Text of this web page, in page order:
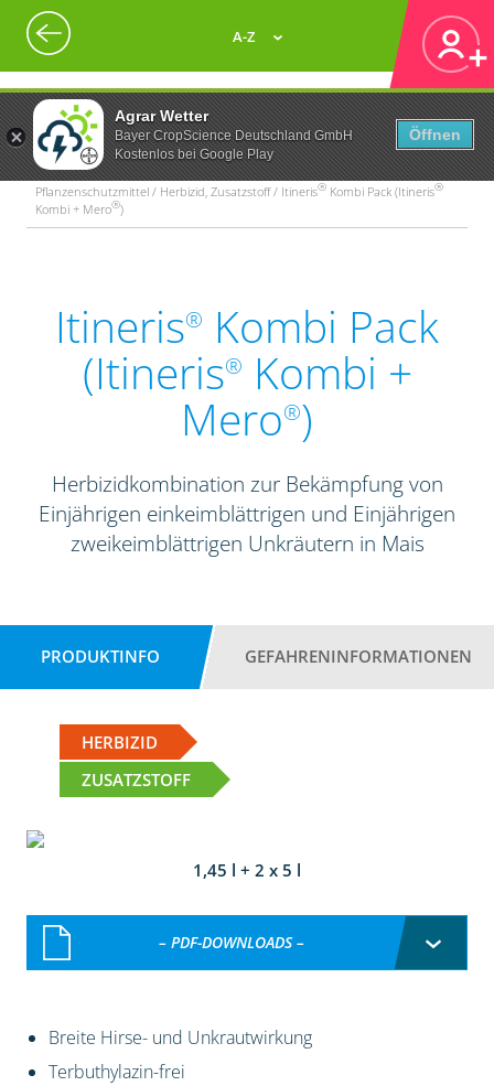
Agrar Wetter
Bayer CropScience Deutschland GmbH
Kostenlos bei Google Play
Öffnen
A-Z
Pflanzenschutzmittel / Herbizid, Zusatzstoff / Itineris® Kombi Pack (Itineris®
Kombi + Mero®)
Itineris® Kombi Pack
(Itineris® Kombi +
Mero®)
Herbizidkombination zur Bekämpfung von
Einjährigen einkeimblättrigen und Einjährigen
zweikeimblättrigen Unkräutern in Mais
PRODUKTINFO GEFAHRENINFORMATIONEN
HERBIZID
ZUSATZSTOFF
1,45 l + 2 x 5 l
– PDF-DOWNLOADS –
Breite Hirse- und Unkrautwirkung
Terbuthylazin-frei